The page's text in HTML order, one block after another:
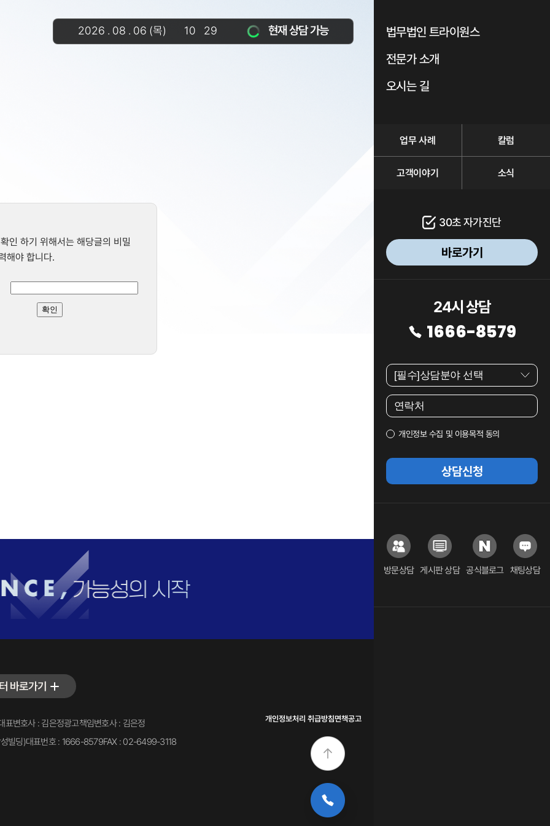
법무법인 트라이원스
전문가 소개
오시는 길
업무 사례 칼럼
고객이야기 소식
30초 자가진단
바로가기
24시 상담
1666-8579
개인정보 수집 및 이용목적 동의
상담신청
방문상담 게시판 상담 공식블로그 채팅상담
2026 . 08 . 06 (목) 10 29 현재 상담 가능
인 하기 위해서는 해당글의 비밀
해야 합니다.
바로가기
표변호사 : 김은정광고책임변호사 : 김은정
빌딩)대표번호 : 1666-8579FAX : 02-6499-3118
개인정보처리 취급방침면책공고